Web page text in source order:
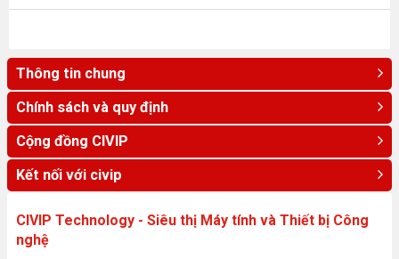
Thông tin chung
Chính sách và quy định
Cộng đồng CIVIP
Kết nối với civip
CIVIP Technology - Siêu thị Máy tính và Thiết bị Công
nghệ